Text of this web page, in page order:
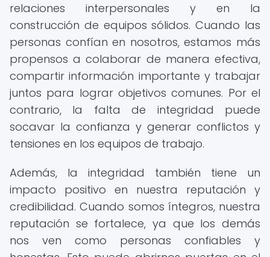
relaciones interpersonales y en la
construcción de equipos sólidos. Cuando las
personas confían en nosotros, estamos más
propensos a colaborar de manera efectiva,
compartir información importante y trabajar
juntos para lograr objetivos comunes. Por el
contrario, la falta de integridad puede
socavar la confianza y generar conflictos y
tensiones en los equipos de trabajo.
Además, la integridad también tiene un
impacto positivo en nuestra reputación y
credibilidad. Cuando somos íntegros, nuestra
reputación se fortalece, ya que los demás
nos ven como personas confiables y